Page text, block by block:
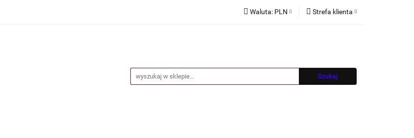
Waluta: PLN
CZK
Strefa klienta
Dodaj zgłoszenie